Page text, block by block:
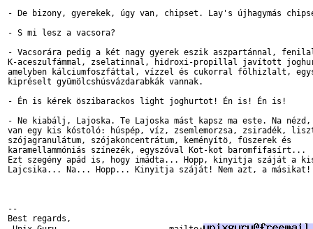
- De bizony, gyerekek, úgy van, chipset. Lay's újhagymás
- S mi lesz a vacsora?
- Vacsorára pedig a két nagy gyerek eszik aszpartánnal,
K-aceszulfámmal, zselatinnal, hidroxi-propillal javított
amelyben kálciumfoszfáttal, vízzel és cukorral fölhizlalt,
kipréselt gyümölcshúsvázdarabkák vannak.
- Én is kérek öszibarackos light joghurtot! Én is! Én is!
- Ne kiabálj, Lajoska. Te Lajoska mást kapsz ma este. Na
van egy kis kóstoló: húspép, víz, zsemlemorzsa, zsiradék,
szójagranulátum, szójakoncentrátum, keményítö, füszerek és
karamellammóniás színezék, egyszóval Kot-kot baromfifasírt...
Ezt szegény apád is, hogy imádta... Hopp, kinyitja száját a
Lajcsika... Na... Hopp... Kinyitja száját! Nem azt, a másikat!
--
Best regards,